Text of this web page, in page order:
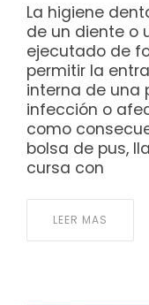
La higiene
de un diente o
ejecutado de
permitir la
interna de una
infección o
como
bolsa de pus,
cursa con
LEER MAS